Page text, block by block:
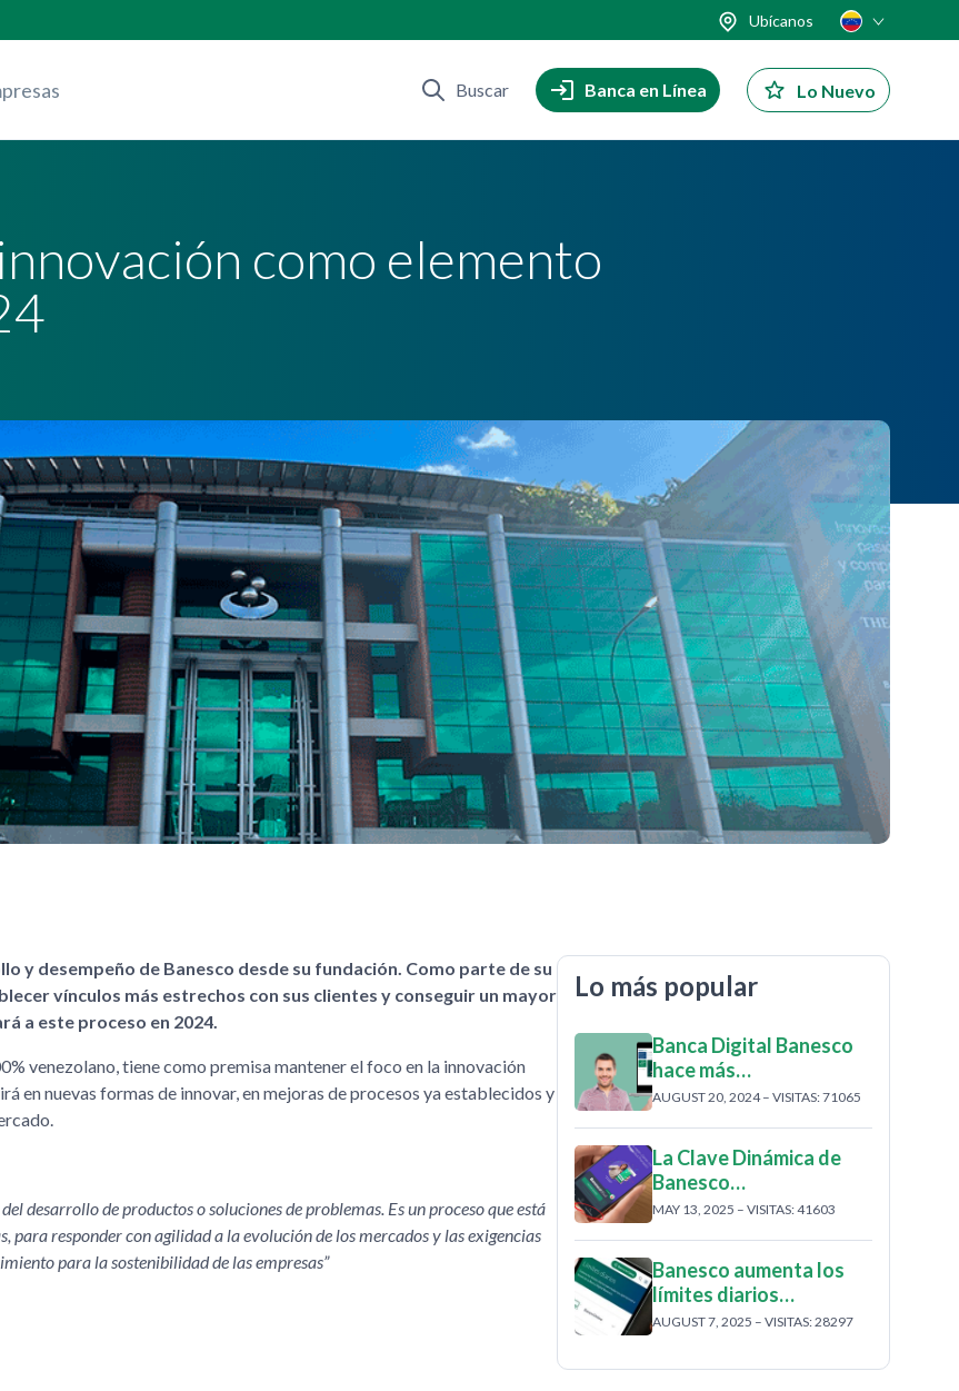
Ubícanos
Buscar Banca en Línea Lo Nuevo
como elemento
y desempeño de Banesco desde su fundación. Como parte de su
vínculos más estrechos con sus clientes y conseguir un mayor
a este proceso en 2024.
venezolano, tiene como premisa mantener el foco en la innovación
en nuevas formas de innovar, en mejoras de procesos ya establecidos y
desarrollo de productos o soluciones de problemas. Es un proceso que está
para responder con agilidad a la evolución de los mercados y las exigencias
para la sostenibilidad de las empresas
Lo más popular
Banca Digital Banesco
hace más…
AUGUST 20, 2024 – VISITAS: 71065
La Clave Dinámica de
Banesco…
MAY 13, 2025 – VISITAS: 41603
Banesco aumenta los
límites diarios…
AUGUST 7, 2025 – VISITAS: 28297